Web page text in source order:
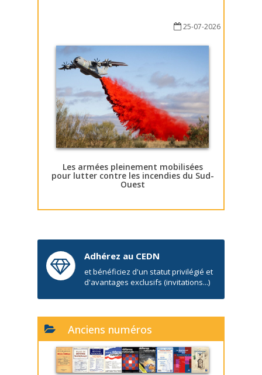
25-07-2026
Les armées pleinement mobilisées
pour lutter contre les incendies du Sud-
Ouest
Adhérez au CEDN
et bénéficiez d'un statut privilégié et
d'avantages exclusifs (invitations...)
Anciens numéros